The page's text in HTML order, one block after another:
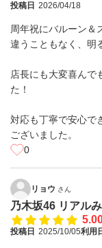
投稿日 2026/04/18
周年祝にバルーン＆
違うこともなく、明
店長にも大変喜んで
た！
対応も丁寧で安心で
ございました。
0
リョウ さん
乃木坂46 リアル
投稿日 2025/10/05利用